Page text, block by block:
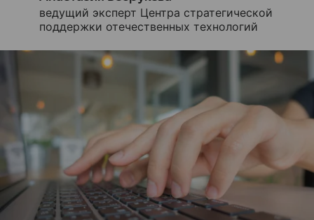
ведущий эксперт Центра стратегической
поддержки отечественных технологий